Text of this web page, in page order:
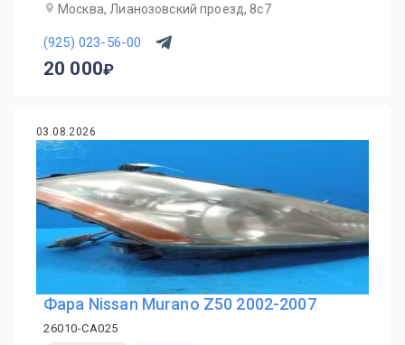
Москва, Лианозовский проезд, 8с7
(925) 023-56-00
20 000
03.08.2026
Фара Nissan Murano Z50 2002-2007
26010-CA025